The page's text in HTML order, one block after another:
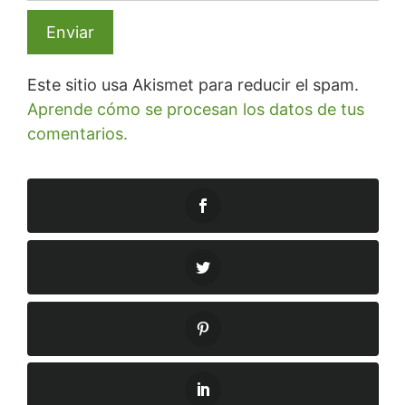
Este sitio usa Akismet para reducir el spam.
Aprende cómo se procesan los datos de tus
comentarios.